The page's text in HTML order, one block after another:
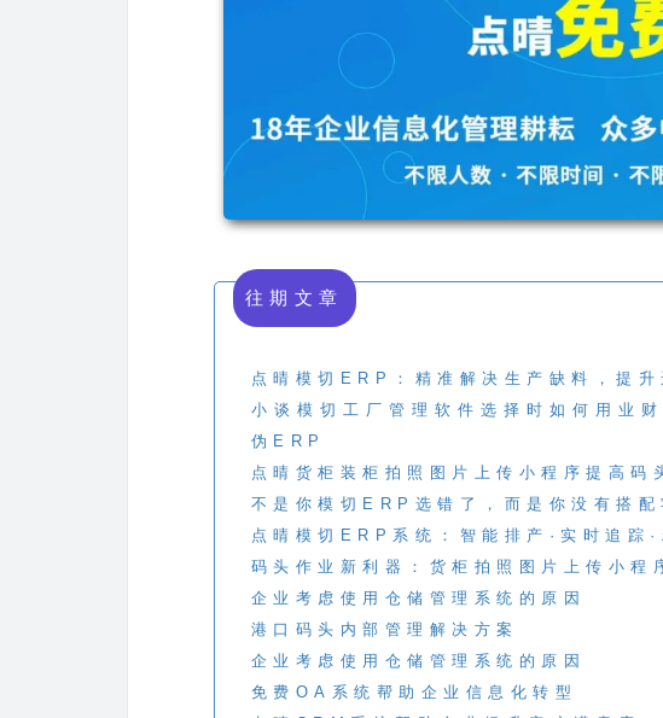
往期文章
点晴模切ERP：精准解决生产缺料，提升
小谈模切工厂管理软件选择时如何用业
伪ERP
点晴货柜装柜拍照图片上传小程序提高码
不是你模切ERP选错了，而是你没有搭配
点晴模切ERP系统：智能排产·实时追踪·
码头作业新利器：货柜拍照图片上传小程
企业考虑使用仓储管理系统的原因
港口码头内部管理解决方案
企业考虑使用仓储管理系统的原因
免费OA系统帮助企业信息化转型